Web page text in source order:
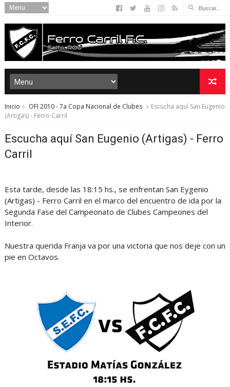
Inicio OFI 2010 - 7a Copa Nacional de Clubes
Escucha aquí San Eugenio
(Artigas) - Ferro Carril
Escucha aquí San Eugenio (Artigas) - Ferro
Carril
Esta tarde, desde las 18:15 hs., se enfrentan San Eygenio
(Artigas) - Ferro Carril en el marco del encuentro de ida por la
Segunda Fase del Campeonato de Clubes Campeones del
Interior.
Nuestra querida Franja va por una victoria que nos deje con un
pie en Octavos.